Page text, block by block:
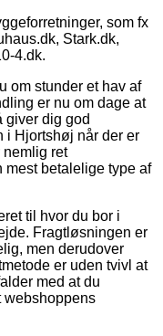
som fx
Stark.dk,
4.dk.
om stunder et hav af
er nu om dage at
giver dig god
i Hjortshøj når der er
nemlig ret
mest betalelige type af
til hvor du bor i
Fragtløsningen er
men derudover
er uden tvivl at
med at du
webshoppens